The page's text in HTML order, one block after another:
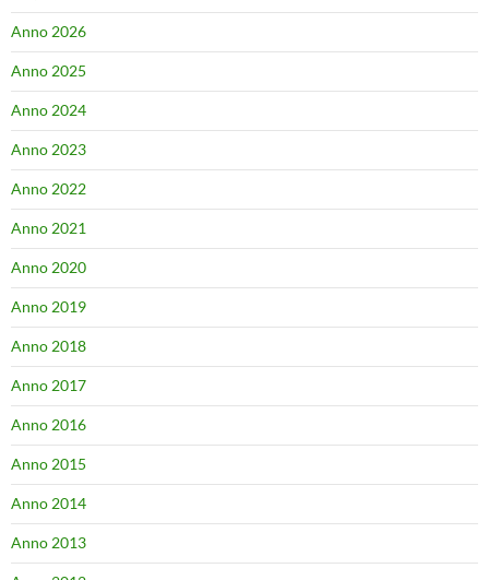
Anno 2026
Anno 2025
Anno 2024
Anno 2023
Anno 2022
Anno 2021
Anno 2020
Anno 2019
Anno 2018
Anno 2017
Anno 2016
Anno 2015
Anno 2014
Anno 2013